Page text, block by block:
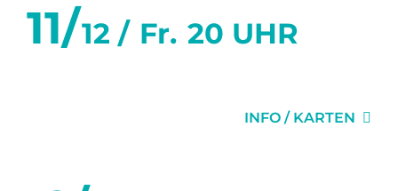
11/12 / Fr. 20 UHR
INFO / KARTEN